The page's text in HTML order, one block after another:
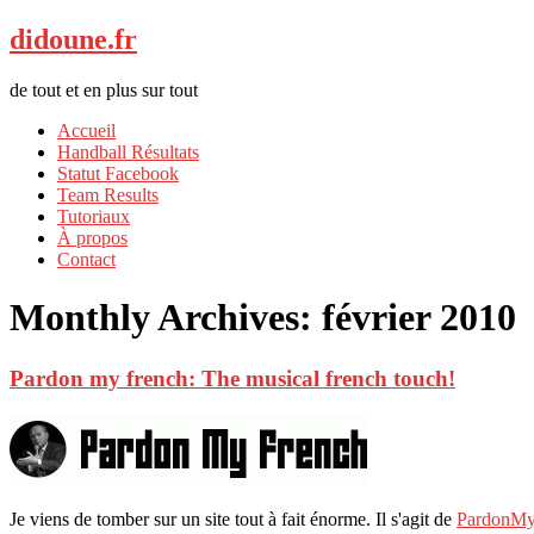
didoune.fr
de tout et en plus sur tout
Accueil
Handball Résultats
Statut Facebook
Team Results
Tutoriaux
À propos
Contact
Monthly Archives: février 2010
Pardon my french: The musical french touch!
Je viens de tomber sur un site tout à fait énorme. Il s'agit de